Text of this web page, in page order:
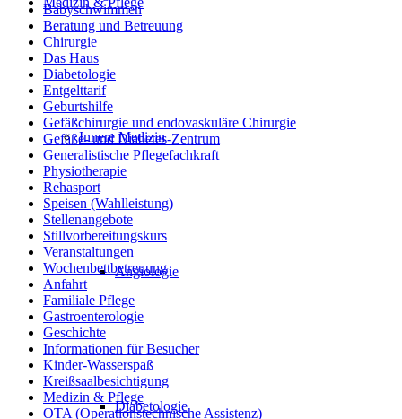
Innere Medizin
Angiologie
Diabetologie
Babyschwimmen
Beratung und Betreuung
Chirurgie
Das Haus
Diabetologie
Entgelttarif
Geburtshilfe
Gefäßchirurgie und endovaskuläre Chirurgie
Gefäße- und Diabetes-Zentrum
Generalistische Pflegefachkraft
Physiotherapie
Rehasport
Speisen (Wahlleistung)
Stellenangebote
Stillvorbereitungskurs
Veranstaltungen
Wochenbettbetreuung
Anfahrt
Familiale Pflege
Gastroenterologie
Geschichte
Informationen für Besucher
Kinder-Wasserspaß
Kreißsaalbesichtigung
Medizin & Pflege
OTA (Operationstechnische Assistenz)